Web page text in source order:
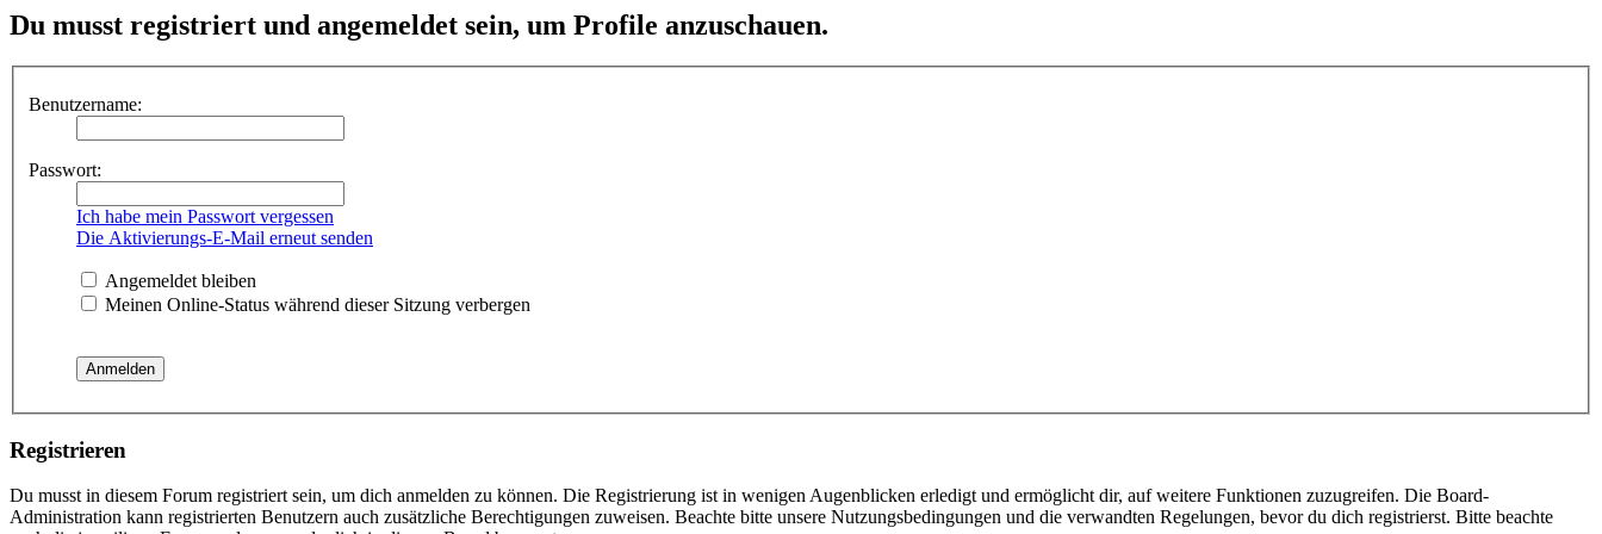
Du musst registriert und angemeldet sein, um Profile anzuschauen.
Benutzername:
Passwort:
Ich habe mein Passwort vergessen
Die Aktivierungs-E-Mail erneut senden
Angemeldet bleiben
Meinen Online-Status während dieser Sitzung verbergen
Registrieren
Du musst in diesem Forum registriert sein, um dich anmelden zu können. Die Registrierung ist in wenigen Augenblicken erledigt und ermöglicht dir, auf weitere Funktionen zuzugreifen. Die Board-
Administration kann registrierten Benutzern auch zusätzliche Berechtigungen zuweisen. Beachte bitte unsere Nutzungsbedingungen und die verwandten Regelungen, bevor du dich registrierst. Bitte beachte